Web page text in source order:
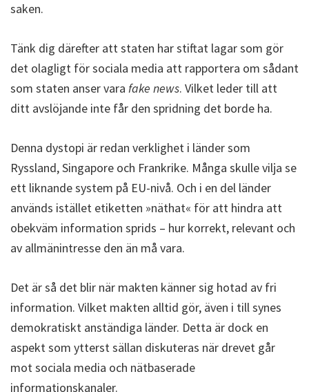
saken.
Tänk dig därefter att staten har stiftat lagar som gör
det olagligt för sociala media att rapportera om sådant
som staten anser vara fake news. Vilket leder till att
ditt avslöjande inte får den spridning det borde ha.
Denna dystopi är redan verklighet i länder som
Ryssland, Singapore och Frankrike. Många skulle vilja se
ett liknande system på EU-nivå. Och i en del länder
används istället etiketten »näthat« för att hindra att
obekväm information sprids – hur korrekt, relevant och
av allmänintresse den än må vara.
Det är så det blir när makten känner sig hotad av fri
information. Vilket makten alltid gör, även i till synes
demokratiskt anständiga länder. Detta är dock en
aspekt som ytterst sällan diskuteras när drevet går
mot sociala media och nätbaserade
informationskanaler.